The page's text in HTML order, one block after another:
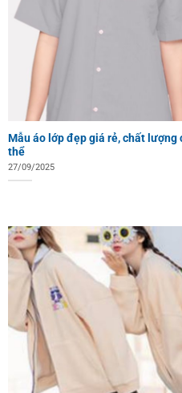
Mẫu áo lớp đẹp giá rẻ, chất lượng
thể
27/09/2025